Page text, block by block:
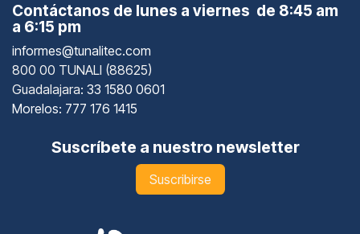
Contáctanos de lunes a viernes de 8:45 am
a 6:15 pm
informes@tunalitec.com
800 00 TUNALI (88625)
Guadalajara: 33 1580 0601
Morelos: 777 176 1415
Suscríbete a nuestro newsletter
Suscribirse